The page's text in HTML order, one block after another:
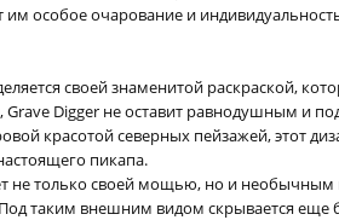
им особое очарование и
своей знаменитой раскраской,
Digger не оставит равнодушным и
красотой северных пейзажей, этот
пикапа.
не только своей мощью, но и
таким внешним видом скрывается еще